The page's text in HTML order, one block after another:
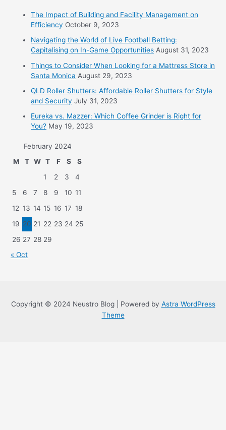
The Impact of Building and Facility Management on
Efficiency October 9, 2023
Navigating the World of Live Football Betting:
Capitalising on In-Game Opportunities August 31, 2023
Things to Consider When Looking for a Mattress Store in
Santa Monica August 29, 2023
QLD Roller Shutters: Affordable Roller Shutters for Style
and Security July 31, 2023
Eureka vs. Mazzer: Which Coffee Grinder is Right for
You? May 19, 2023
February 2024
M
T W T F S
S
1
2 3
4
5
6 7 8 9 10 11
12 13 14 15 16 17 18
19 20 21 22 23 24 25
26 27 28 29
« Oct
Copyright © 2024 Neustro Blog | Powered by Astra WordPress
Theme